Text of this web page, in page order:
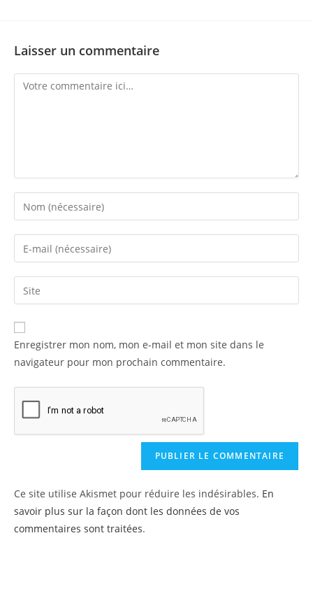
Laisser un commentaire
Enregistrer mon nom, mon e-mail et mon site dans le
navigateur pour mon prochain commentaire.
Ce site utilise Akismet pour réduire les indésirables. En
savoir plus sur la façon dont les données de vos
commentaires sont traitées.